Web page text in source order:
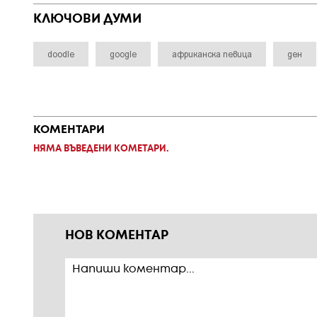
КЛЮЧОВИ ДУМИ
doodle google африканска певица ден
КОМЕНТАРИ
НЯМА ВЪВЕДЕНИ КОМЕТАРИ.
НОВ КОМЕНТАР